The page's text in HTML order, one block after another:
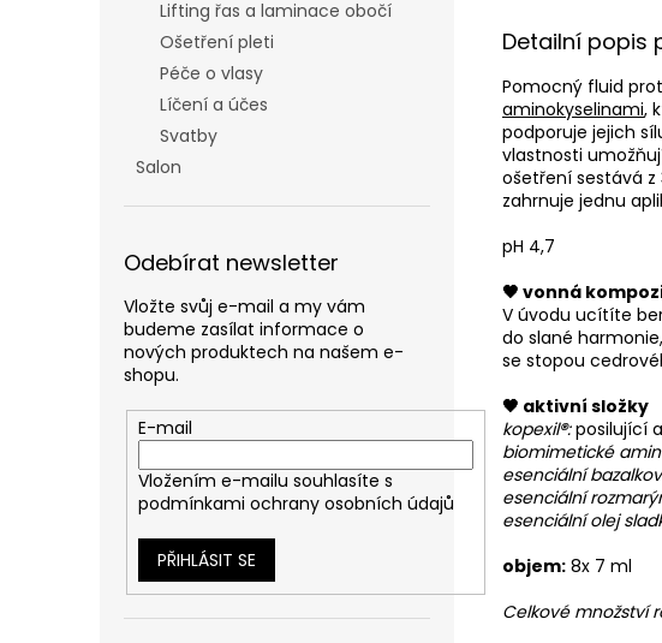
Lifting řas a laminace obočí
Ošetření pleti
Péče o vlasy
Líčení a účes
Svatby
Salon
Odebírat newsletter
Vložte svůj e-mail a my vám
budeme zasílat informace o
nových produktech na našem e-
shopu.
E-mail
Vložením e-mailu souhlasíte s
podmínkami ochrany osobních údajů
PŘIHLÁSIT SE
Detailní popis
Pomocný fluid
aminokyselinami,
podporuje jejich
vlastnosti
ošetření sestává
zahrnuje jednu
pH 4,7
🖤 vonná
V úvodu ucítíte
do slané
se stopou
🖤 aktivní složky
kopexil®:posilující
biomimetické
esenciální
esenciální
esenciální olej
objem: 8x 7 ml
Celkové množství